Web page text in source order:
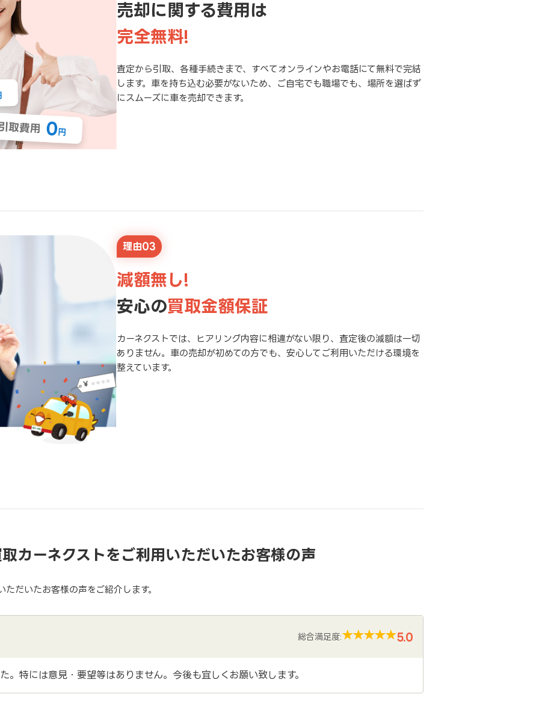
売却に関する費用は
完全無料!
査定から引取、各種手続きまで、すべてオンラインやお電話にて無料で完結
します。車を持ち込む必要がないため、ご自宅でも職場でも、場所を選ばず
にスムーズに車を売却できます。
理由03
減額無し!
安心の買取金額保証
カーネクストでは、ヒアリング内容に相違がない限り、査定後の減額は一切
ありません。車の売却が初めての方でも、安心してご利用いただける環境を
整えています。
カーネクストをご利用いただいたお客様の声
だいたお客様の声をご紹介します。
総合満足度: 5.0
。特には意見・要望等はありません。今後も宜しくお願い致します。